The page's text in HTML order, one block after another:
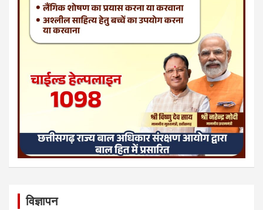
विज्ञापन